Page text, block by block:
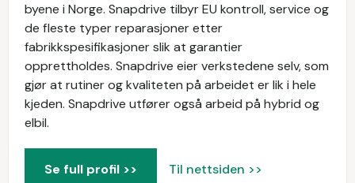
byene i Norge. Snapdrive tilbyr EU kontroll, service og
de fleste typer reparasjoner etter
fabrikkspesifikasjoner slik at garantier
opprettholdes. Snapdrive eier verkstedene selv, som
gjør at rutiner og kvaliteten på arbeidet er lik i hele
kjeden. Snapdrive utfører også arbeid på hybrid og
elbil.
Se full profil >> Til nettsiden >>